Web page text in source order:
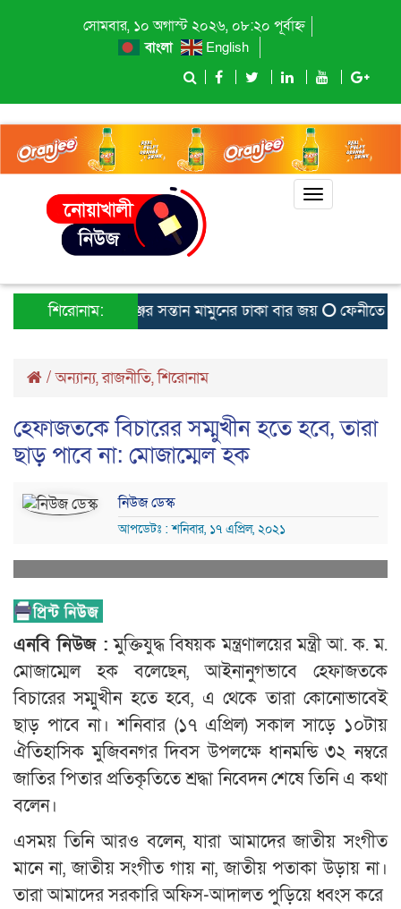
সোমবার, ১০ অগাস্ট ২০২৬, ০৮:২০ পূর্বাহ্ন
বাংলা English
Toggle
শিরোনাম:
বেগমগঞ্জের সন্তান মামুনের ঢাকা বার জয় ফেনীতে
/অন্যান্য,রাজনীতি,শিরোনাম
হেফাজতকে বিচারের সম্মুখীন হতে হবে, তারা
ছাড় পাবে না: মোজাম্মেল হক
নিউজ ডেস্ক
আপডেটঃ : শনিবার, ১৭ এপ্রিল, ২০২১
এনবি নিউজ : মুক্তিযুদ্ধ বিষয়ক মন্ত্রণালয়ের মন্ত্রী আ. ক. ম.
মোজাম্মেল হক বলেছেন, আইনানুগভাবে হেফাজতকে
বিচারের সম্মুখীন হতে হবে, এ থেকে তারা কোনোভাবেই
ছাড় পাবে না। শনিবার (১৭ এপ্রিল) সকাল সাড়ে ১০টায়
ঐতিহাসিক মুজিবনগর দিবস উপলক্ষে ধানমন্ডি ৩২ নম্বরে
জাতির পিতার প্রতিকৃতিতে শ্রদ্ধা নিবেদন শেষে তিনি এ কথা
বলেন।
এসময় তিনি আরও বলেন, যারা আমাদের জাতীয় সংগীত
মানে না, জাতীয় সংগীত গায় না, জাতীয় পতাকা উড়ায় না।
তারা আমাদের সরকারি অফিস-আদালত পুড়িয়ে ধ্বংস করে